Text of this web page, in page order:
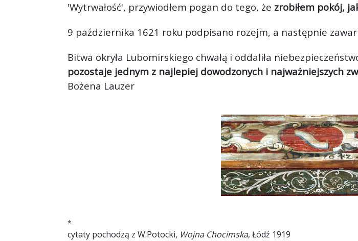
'Wytrwałość', przywiodłem pogan do tego, że zrobiłem pokój,
9 października 1621 roku podpisano rozejm, a następnie
Bitwa okryła Lubomirskiego chwałą i oddaliła
pozostaje jednym z najlepiej dowodzonych i najważniejszych
Bożena Lauzer
*
cytaty pochodzą z W.Potocki, Wojna Chocimska, Łódź 1919